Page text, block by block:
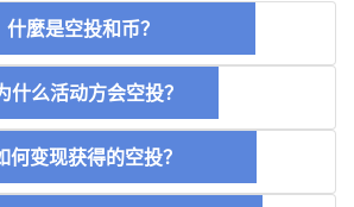
是空投和币？
什么活动方会空投？
变现获得的空投？